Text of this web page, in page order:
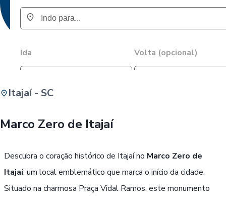
Ida Volta (opcional)
Itajaí - SC
Marco Zero de Itajaí
Descubra o coração histórico de Itajaí no Marco Zero de
Itajaí, um local emblemático que marca o início da cidade.
Situado na charmosa Praça Vidal Ramos, este monumento